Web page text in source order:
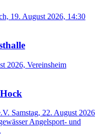
19. August 2026, 14:30
2026, Vereinsheim
Samstag, 22. August 2026
Angelsport- und